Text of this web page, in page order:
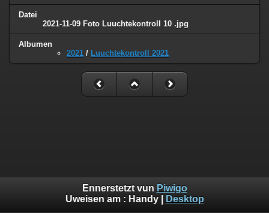
Datei
2021-11-09 Foto Luuchtekontroll 10 .jpg
Albumen
2021 / Luuchtekontroll 2021
Ennerstetzt vun Piwigo
Uweisen am : Handy| Desktop